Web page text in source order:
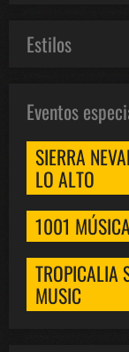
Estilos
Eventos
SIERRA
LO ALTO
1001
TROPICALIA
MUSIC